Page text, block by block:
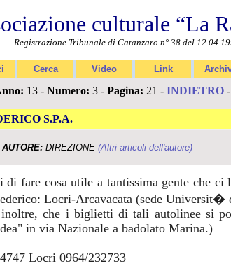
culturale “La
Registrazione Tribunale di Catanzaro n° 38 del
Cerca Video Link
13 - Numero: 3 - Pagina: 21 - INDIETRO -
S.P.A.
AUTORE: DIREZIONE (Altri articoli dell'autore)
di fare cosa utile a tantissima gente che ci
Locri-Arcavacata (sede Universit�
che i biglietti di tali autolinee si
in via Nazionale a badolato Marina.)
Locri 0964/232733